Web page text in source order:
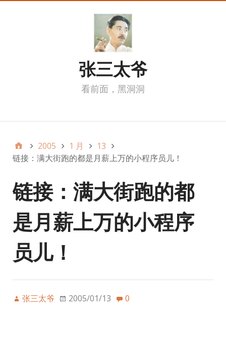
张三太爷
看前面，黑洞洞
2005 1 月
13
链接：满大街跑的都是月薪上万的小程序员儿！
链接：满大街跑的都
是月薪上万的小程序
员儿！
张三太爷 2005/01/13 0